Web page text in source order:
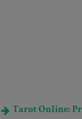
Tarot Online: